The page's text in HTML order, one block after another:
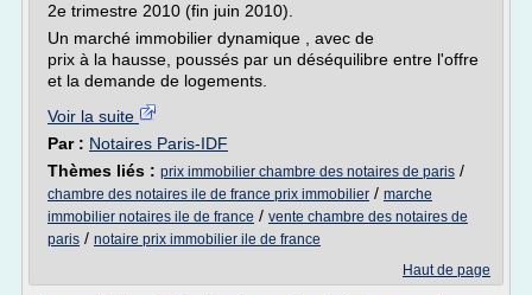
2e trimestre 2010 (fin juin 2010).
Un marché immobilier dynamique , avec de
prix à la hausse, poussés par un déséquilibre entre l'offre
et la demande de logements.
Voir la suite
Par : Notaires Paris-IDF
Thèmes liés : prix immobilier chambre des notaires de paris /
chambre des notaires ile de france prix immobilier / marche
immobilier notaires ile de france / vente chambre des notaires de
paris / notaire prix immobilier ile de france
Haut de page